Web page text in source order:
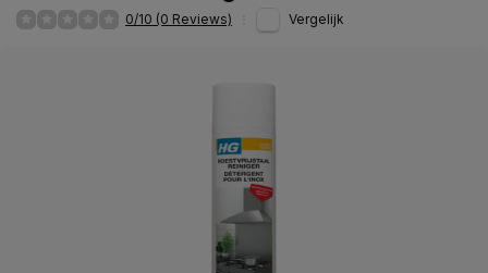
0/10 (0 Reviews) Vergelijk